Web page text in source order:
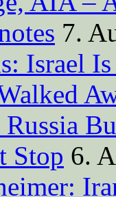
7.
Israel
Stop 6.